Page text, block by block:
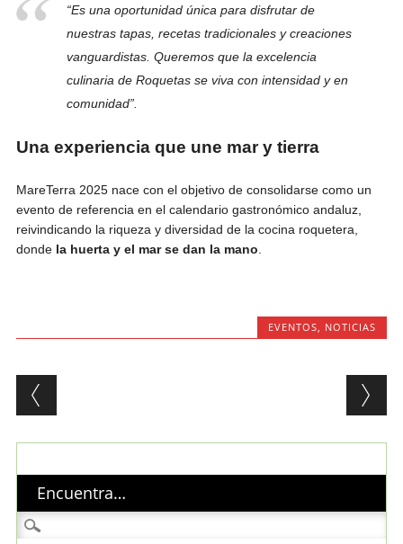
“Es una oportunidad única para disfrutar de
nuestras tapas, recetas tradicionales y creaciones
vanguardistas. Queremos que la excelencia
culinaria de Roquetas se viva con intensidad y en
comunidad”.
Una experiencia que une mar y tierra
MareTerra 2025 nace con el objetivo de consolidarse como un
evento de referencia en el calendario gastronómico andaluz,
reivindicando la riqueza y diversidad de la cocina roquetera,
donde la huerta y el mar se dan la mano
EVENTOS, NOTICIAS
Post navigation
Encuentra…
Buscar: